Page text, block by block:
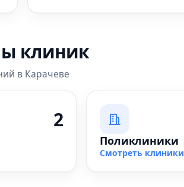
клиник
в Карачеве
2
Поликлиники
Смотреть клиники